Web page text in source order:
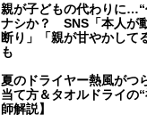
親が子どもの代わりに
ナシか？ SNS「本人が
断り」「親が甘やかし
も
夏のドライヤー熱風がつ
当て方＆タオルドライの
師解説】